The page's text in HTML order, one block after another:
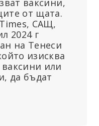
ваксини,
от щата.
САЩ,
2024 г
на Тенеси
изисква
или
да бъдат